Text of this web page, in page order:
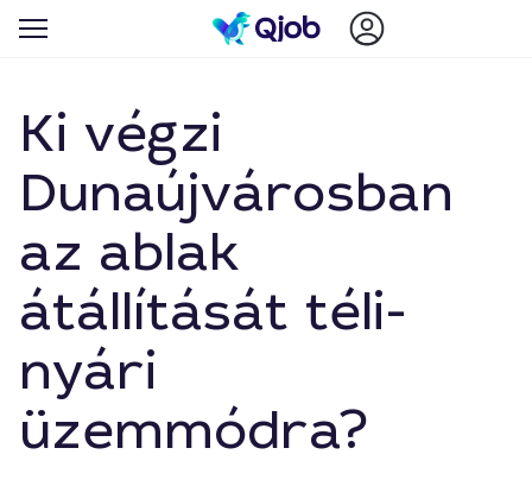
Ki végzi
Dunaújvárosban
az ablak
átállítását téli-
nyári
üzemmódra?